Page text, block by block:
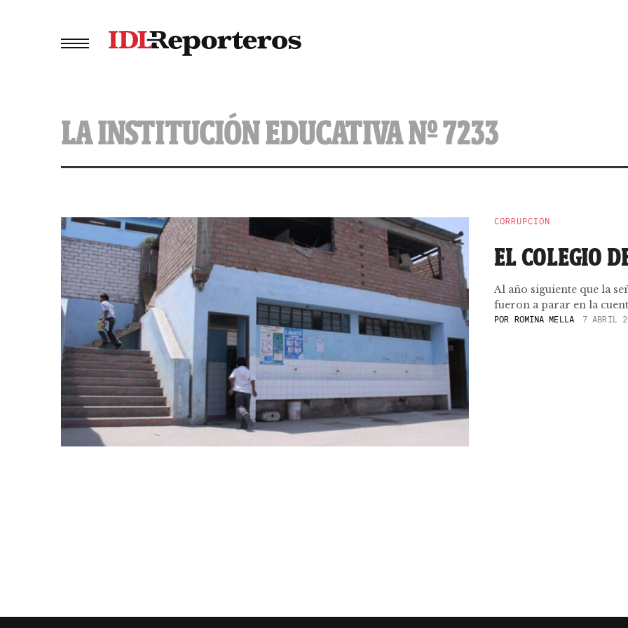
LA INSTITUCIÓN EDUCATIVA Nº 7233
CORRUPCIÓN
EL COLEGIO
Al año siguiente que la
fueron a parar en la
POR ROMINA MELLA 7 ABRIL